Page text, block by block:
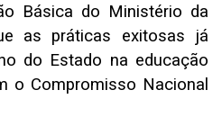
Básica do Ministério da
as práticas exitosas já
do Estado na educação
o Compromisso Nacional